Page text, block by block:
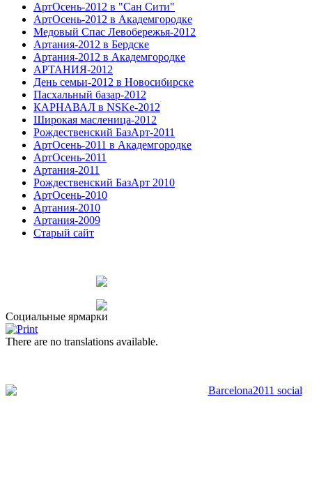
АртОсень-2012 в "Сан Сити"
АртОсень-2012 в Академгородке
Медовый Спас Левобережья-2012
Артания-2012 в Бердске
Артания-2012 в Академгородке
АРТАНИЯ-2012
День семьи-2012 в Новосибирске
Пасхальный базар-2012
КАРНАВАЛ в NSKe-2012
Широкая масленица-2012
Рождественский БазАрт-2011
АртОсень-2011 в Академгородке
АртОсень-2011
Артания-2011
Рождественский БазАрт 2010
АртОсень-2010
Артания-2010
Артания-2009
Старый сайт
Социальные ярмарки
There are no translations available.